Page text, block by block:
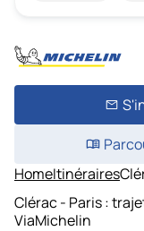
HomeItinéraires
Clérac - Paris :
ViaMichelin